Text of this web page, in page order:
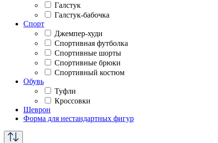
Галстук
Галстук-бабочка
Спорт
Джемпер-худи
Спортивная футболка
Спортивные шорты
Спортивные брюки
Спортивный костюм
Обувь
Туфли
Кроссовки
Шеврон
Форма для нестандартных фигур